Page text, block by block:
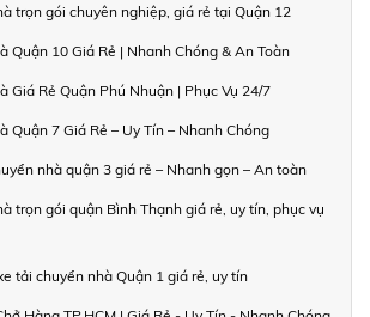
trọn gói chuyên nghiệp, giá rẻ tại Quận 12
Quận 10 Giá Rẻ | Nhanh Chóng & An Toàn
Giá Rẻ Quận Phú Nhuận | Phục Vụ 24/7
Quận 7 Giá Rẻ – Uy Tín – Nhanh Chóng
nhà quận 3 giá rẻ – Nhanh gọn – An toàn
trọn gói quận Bình Thạnh giá rẻ, uy tín, phục vụ
tải chuyển nhà Quận 1 giá rẻ, uy tín